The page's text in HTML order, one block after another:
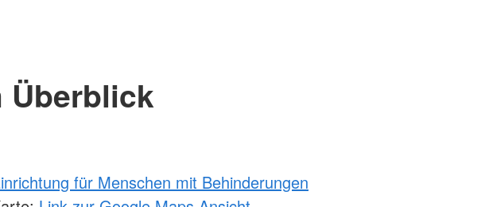
Überblick
für Menschen mit Behinderungen